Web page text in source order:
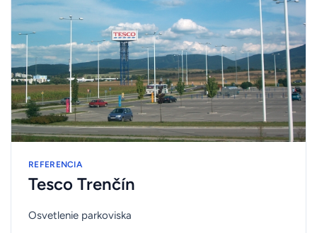
REFERENCIA
Tesco Trenčín
Osvetlenie parkoviska